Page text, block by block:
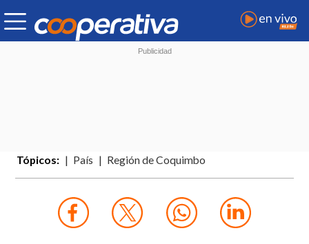
Tópicos: País Región de Coquimbo